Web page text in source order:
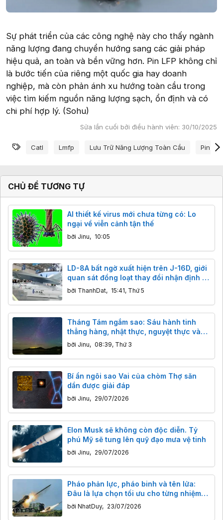
Sự phát triển của các công nghệ này cho thấy ngành
năng lượng đang chuyển hướng sang các giải pháp
hiệu quả, an toàn và bền vững hơn. Pin LFP không chỉ
là bước tiến của riêng một quốc gia hay doanh
nghiệp, mà còn phản ánh xu hướng toàn cầu trong
việc tìm kiếm nguồn năng lượng sạch, ổn định và có
chi phí hợp lý. (Sohu)
Sửa lần cuối bởi điều hành viên: 30/10/2025
Từ khóa
Catl Lmfp Lưu Trữ Năng Lượng Toàn Cầu Pin Lfp
CHỦ ĐỀ TƯƠNG TỰ
AI thiết kế virus mới chưa từng có: Lo
ngại về viễn cảnh tận thế
bởi Jinu, 10:05
LD-8A bất ngờ xuất hiện trên J-16D, giới
quan sát đồng loạt thay đổi nhận định về
tên lửa chống radar mới của Trung
bởi ThanhDat, 15:41, Thứ 5
Tháng Tám ngắm sao: Sáu hành tinh
thẳng hàng, nhật thực, nguyệt thực và
ngôi sao khổng lồ đáng sợ
bởi Jinu, 08:39, Thứ 3
Bí ẩn ngôi sao Vai của chòm Thợ săn
dần được giải đáp
bởi Jinu, 29/07/2026
Elon Musk sẽ không còn độc diễn. Tỷ
phú Mỹ sẽ tung lên quỹ đạo mưa vệ tinh
bởi Jinu, 29/07/2026
Pháo phản lực, pháo binh và tên lửa:
Đâu là lựa chọn tối ưu cho từng nhiệm
vụ tác chiến?
bởi NhatDuy, 23/07/2026